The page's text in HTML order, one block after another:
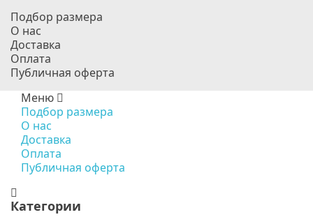
Подбор размера
О нас
Доставка
Оплата
Публичная оферта
Меню
Подбор размера
О нас
Доставка
Оплата
Публичная оферта
Категории